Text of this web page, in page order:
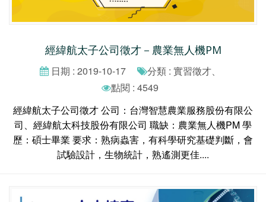
經緯航太子公司徵才－農業無人機PM
日期 : 2019-10-17
分類 : 實習徵才、
點閱 : 4549
經緯航太子公司徵才 公司：台灣智慧農業服務股份有限公
司、經緯航太科技股份有限公司 職缺：農業無人機PM 學
歷：碩士畢業 要求：熟病蟲害，有科學研究基礎判斷，會
試驗設計，生物統計，熟遙測更佳....